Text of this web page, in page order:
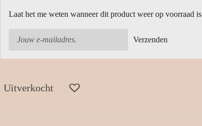
Laat het me weten wanneer dit product weer op voorraad
Verzenden
Uitverkocht